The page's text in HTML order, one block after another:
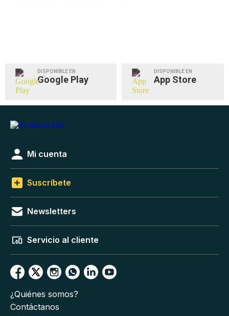
DISPONIBLE EN
Google Play
DISPONIBLE EN
App Store
Mi cuenta
Suscríbete
Newsletters
Servicio al cliente
¿Quiénes somos?
Contáctanos